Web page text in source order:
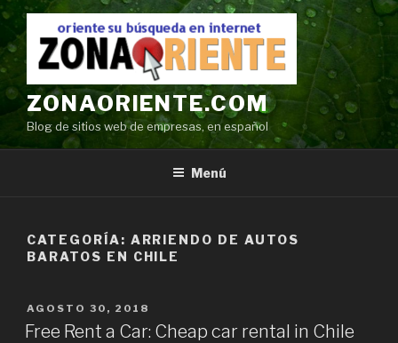
Ir
contenido
ZONAORIENTE.COM
Blog de sitios web de empresas, en español
Menú
CATEGORÍA: ARRIENDO DE AUTOS
BARATOS EN CHILE
POSTED
ON
AGOSTO 30, 2018
Free Rent a Car: Cheap car rental in Chile